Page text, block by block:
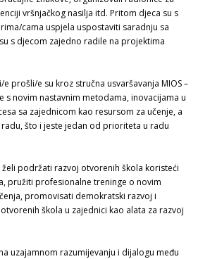
vršnjačkog nasilja itd. Pritom djeca su s
cama uspjela uspostaviti saradnju sa
s djecom zajedno radile na projektima
prošli/e su kroz stručna usvaršavanja MIOS –
s novim nastavnim metodama, inovacijama u
sa zajednicom kao resursom za učenje, a
što i jeste jedan od prioriteta u radu
želi podržati razvoj otvorenih škola koristeći
pružiti profesionalne treninge o novim
promovisati demokratski razvoj i
škola u zajednici kao alata za razvoj
uzajamnom razumijevanju i dijalogu među